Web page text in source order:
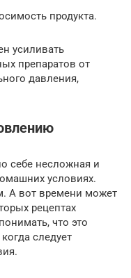
продукта.
усиливать
препаратов от
давления,
себе несложная и
условиях.
А вот времени может
рецептах
что это
следует